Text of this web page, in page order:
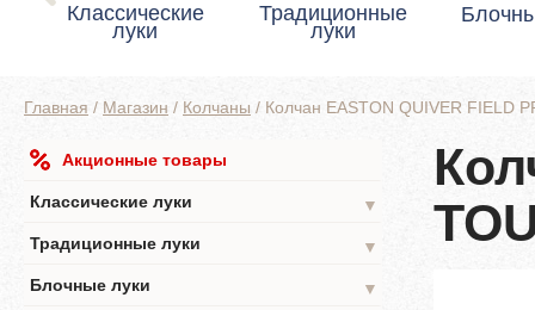
Классические
луки
Традиционные
луки
Главная / Магазин / Колчаны / Колчан EASTON QUIVER FIELD
Акционные товары
Классические луки
▼
Традиционные луки
▼
Блочные луки
▼